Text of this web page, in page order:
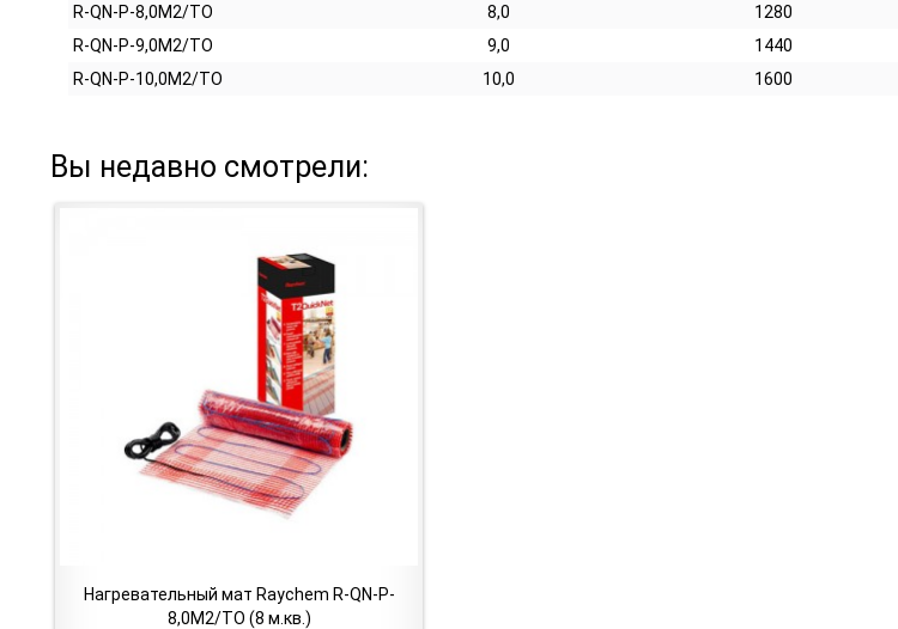
R-QN-P-8,0M2/TO
8,0 1280
R-QN-P-9,0M2/TO
9,0 1440
R-QN-P-10,0M2/TO
10,0 1600
Вы недавно смотрели:
Нагревательный мат Raychem R-QN-P-
8,0M2/TO (8 м.кв.)